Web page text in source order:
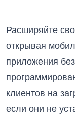
открывая
приложения
клиентов на
если они не